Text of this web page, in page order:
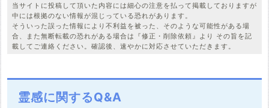
当サイトに投稿して頂いた内容には細心の注意を払って掲載しておりますが
中には根拠のない情報が混じっている恐れがあります。
そういった誤った情報により不利益を被った、そのような可能性がある場
合、また無断転載の恐れがある場合は『修正・削除依頼』より その旨を記
載してご連絡ください。確認後、速やかに対応させていただきます。
霊感に関するQ&A